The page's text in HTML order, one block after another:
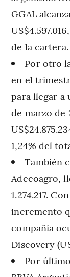
GGAL
de la cartera.
Por otro
en el
para llegar a
de marzo de
1,24% del
También
Adecoagro,
1.274.217.
incremento
compañía
Discovery
Por